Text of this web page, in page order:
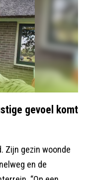
gevoel komt
Zijn gezin woonde
en de